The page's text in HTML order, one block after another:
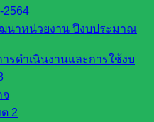
นาหน่วยงาน ปีงบประมาณ
รดำเนินงานและการใช้งบ
2